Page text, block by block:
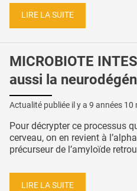
LIRE LA SUITE
MICROBIOTE
aussi la
Actualité publiée il y a 9 années 10
Pour décrypter ce processus
cerveau, on en revient à
précurseur de l’amyloïde
LIRE LA SUITE